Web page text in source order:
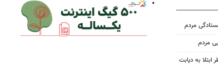
مردم
مردم
به دیابت